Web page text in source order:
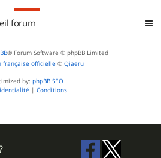
forum
® Forum Software © phpBB Limited
française officielle © Qiaeru
by: phpBB SEO
| Conditions